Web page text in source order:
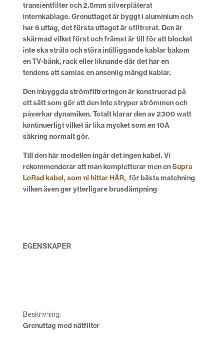
transientfilter och 2.5mm silverpläterat
internkablage. Grenuttaget är byggt i aluminium och
har 6 uttag, det första uttaget är ofiltrerat. Den är
skärmad vilket först och främst är till för att blocket
inte ska stråla och störa intilliggande kablar bakom
en TV-bänk, rack eller liknande där det har en
tendens att samlas en ansenlig mängd kablar.
Den inbyggda strömfiltreringen är konstruerad på
ett sätt som gör att den inte stryper strömmen och
påverkar dynamiken. Totalt klarar den av 2300 watt
kontinuerligt vilket är lika mycket som en 10A
säkring normalt gör.
Till den här modellen ingår det ingen kabel. Vi
rekommenderar att man kompletterar men enSupra
LoRad kabel, som ni hittar HÄR, för bästa matchning
vilken även ger ytterligare brusdämpning
EGENSKAPER
Beskrivning:
Grenuttag med nätfilter